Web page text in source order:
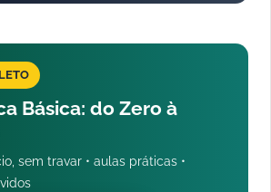
Básica: do Zero à
sem travar • aulas práticas •